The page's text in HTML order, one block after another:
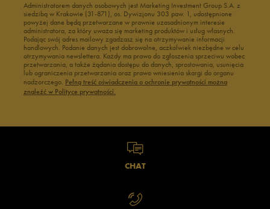
Administratorem danych osobowych jest Marketing Investment Group S.A. z
siedzibą w Krakowie (31-871), os. Dywizjonu 303 paw. 1, udostępnione
powyżej dane będą przetwarzane w prawnie uzasadnionym interesie
administratora, za który uważa się marketing produktów i usług własnych.
Podając swój adres mailowy zgadzasz się na otrzymywanie informacji
handlowych. Podanie danych jest dobrowolne, aczkolwiek niezbędne w celu
otrzymywania newslettera. Każdy ma prawo do zgłoszenia sprzeciwu wobec
przetwarzania, a także żądania dostępu do danych, sprostowania, usunięcia
lub ograniczenia przetwarzania oraz prawo wniesienia skargi do organu
nadzorczego. Pełną treść oświadczenia o ochronie prywatności można
znaleźć w Polityce prywatności.
CHAT